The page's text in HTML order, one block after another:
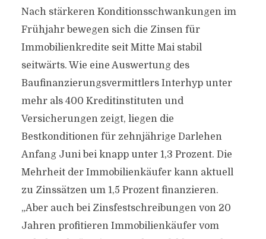
Nach stärkeren Konditionsschwankungen im
Frühjahr bewegen sich die Zinsen für
Immobilienkredite seit Mitte Mai stabil
seitwärts. Wie eine Auswertung des
Baufinanzierungsvermittlers Interhyp unter
mehr als 400 Kreditinstituten und
Versicherungen zeigt, liegen die
Bestkonditionen für zehnjährige Darlehen
Anfang Juni bei knapp unter 1,3 Prozent. Die
Mehrheit der Immobilienkäufer kann aktuell
zu Zinssätzen um 1,5 Prozent finanzieren.
„Aber auch bei Zinsfestschreibungen von 20
Jahren profitieren Immobilienkäufer vom